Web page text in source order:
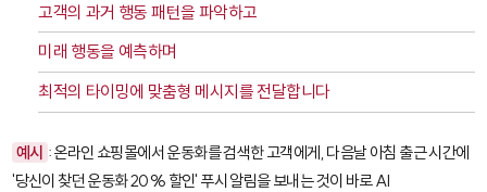
고객의 과거 행동 패턴을 파악하고
미래 행동을 예측하며
최적의 타이밍에 맞춤형 메시지를 전달합니다
예시 : 온라인 쇼핑몰에서 운동화를 검색한 고객에게, 다음날 아침 출근 시간에
'당신이 찾던 운동화 20% 할인' 푸시 알림을 보내는 것이 바로 AI